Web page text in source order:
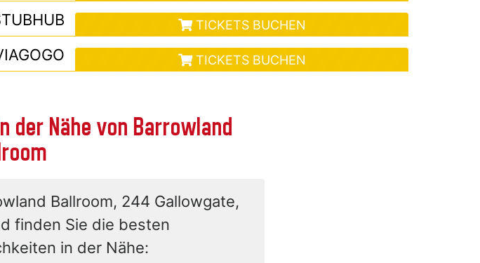
TICKETS BUCHEN
TICKETS BUCHEN
Nähe von Barrowland
Ballroom, 244 Gallowgate,
finden Sie die besten
in der Nähe: